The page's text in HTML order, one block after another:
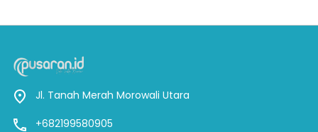
Jl. Tanah Merah Morowali Utara
+682199580905